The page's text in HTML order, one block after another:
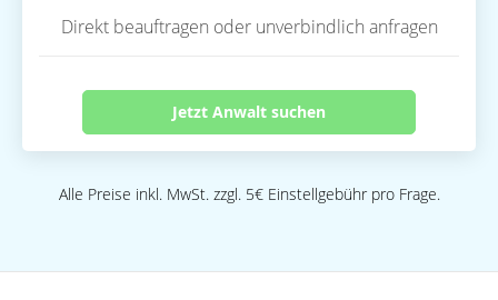
Direkt beauftragen oder unverbindlich anfragen
Jetzt Anwalt suchen
Alle Preise inkl. MwSt. zzgl. 5€ Einstellgebühr pro Frage.